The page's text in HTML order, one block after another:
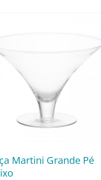
Martini Grande Pé